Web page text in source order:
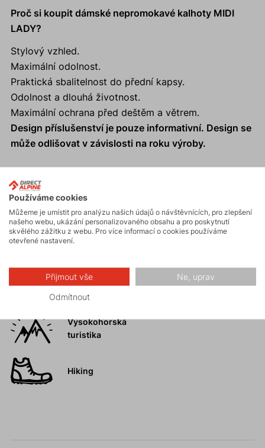
Proč si koupit dámské nepromokavé kalhoty MIDI
LADY?
Stylový vzhled.
Maximální odolnost.
Praktická sbalitelnost do přední kapsy.
Odolnost a dlouhá životnost.
Maximální ochrana před deštěm a větrem.
Design příslušenství je pouze informativní. Design se
může odlišovat v závislosti na roku výroby.
Aktivity
Horské expedice
Ledolezení
Vysokohorská
turistika
Hiking
Používáme cookies
Můžeme je umístit pro analýzu našich údajů o návštěvnících, pro zlepšení
našeho webu, ukázání personalizovaného obsahu a pro poskytnutí
skvělého zážitku z webu. Pro více informací o cookies používáme
otevřené nastavení.
Přijmout vše Ne, uprav
Odmítnout